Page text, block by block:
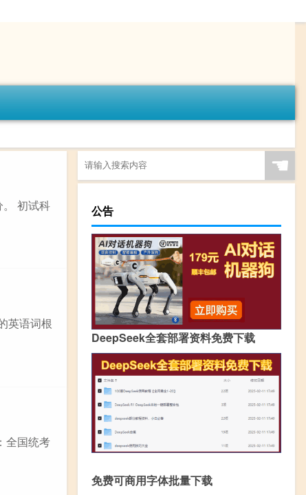
初试科
英语词根
全国统考
☚
公告
DeepSeek全套部署资料免费下载
免费可商用字体批量下载